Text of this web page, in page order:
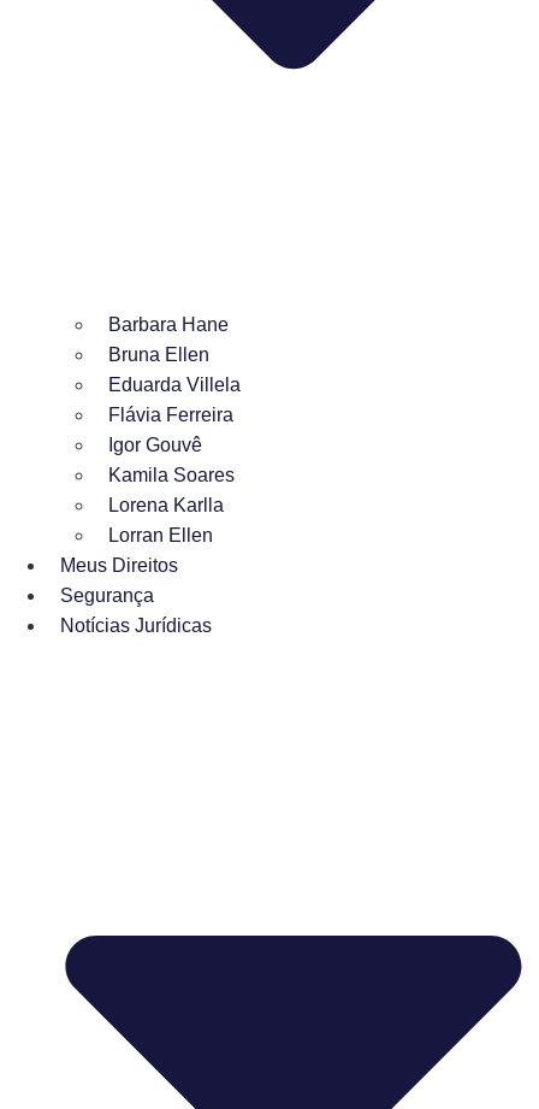
Barbara Hane
Bruna Ellen
Eduarda Villela
Flávia Ferreira
Igor Gouvê
Kamila Soares
Lorena Karlla
Lorran Ellen
Meus Direitos
Segurança
Notícias Jurídicas